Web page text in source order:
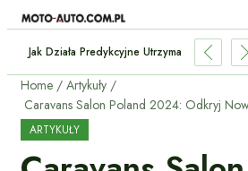
Jak Działa Predykcyjne Utrzymanie
Home
Artykuły
ARTYKUŁY